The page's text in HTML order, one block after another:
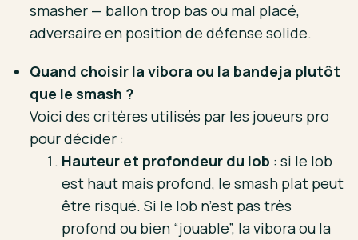
smasher — ballon trop bas ou mal placé,
adversaire en position de défense solide.
Quand choisir la vibora ou la bandeja plutôt
que le smash ?
Voici des critères utilisés par les joueurs pro
pour décider :
Hauteur et profondeur du lob : si le lob
est haut mais profond, le smash plat peut
être risqué. Si le lob n’est pas très
profond ou bien “jouable”, la vibora ou la